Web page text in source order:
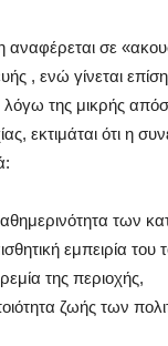
αναφέρεται σε
, ενώ γίνεται
της μικρής
εκτιμάται ότι η
των
εμπειρία του
της περιοχής,
ζωής των